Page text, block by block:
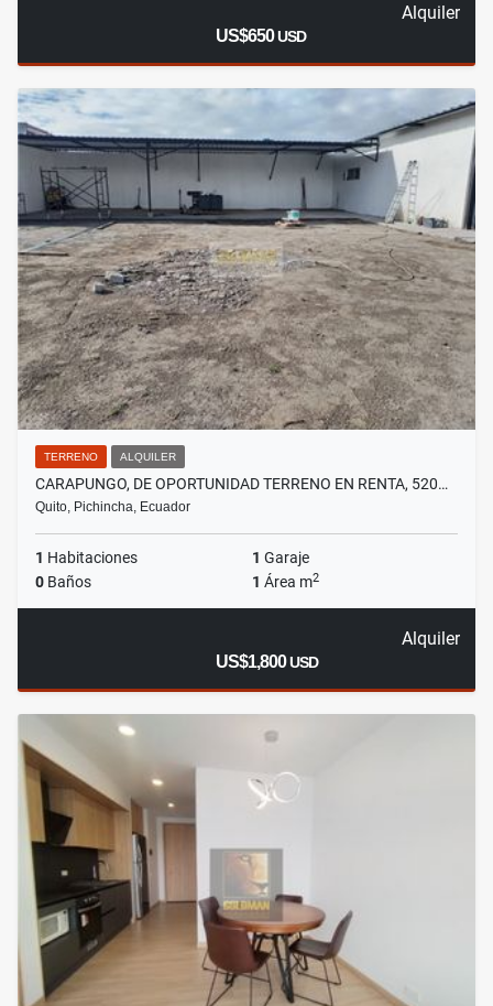
Alquiler
US$650USD
TERRENO ALQUILER
CARAPUNGO, DE OPORTUNIDAD TERRENO EN RENTA, 520…
Quito, Pichincha, Ecuador
1 Habitaciones 1 Garaje
0 Baños 1 Área m2
Alquiler
US$1,800USD